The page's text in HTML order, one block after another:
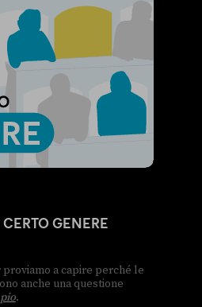
GENERE
a capire perché le
anche una questione
.